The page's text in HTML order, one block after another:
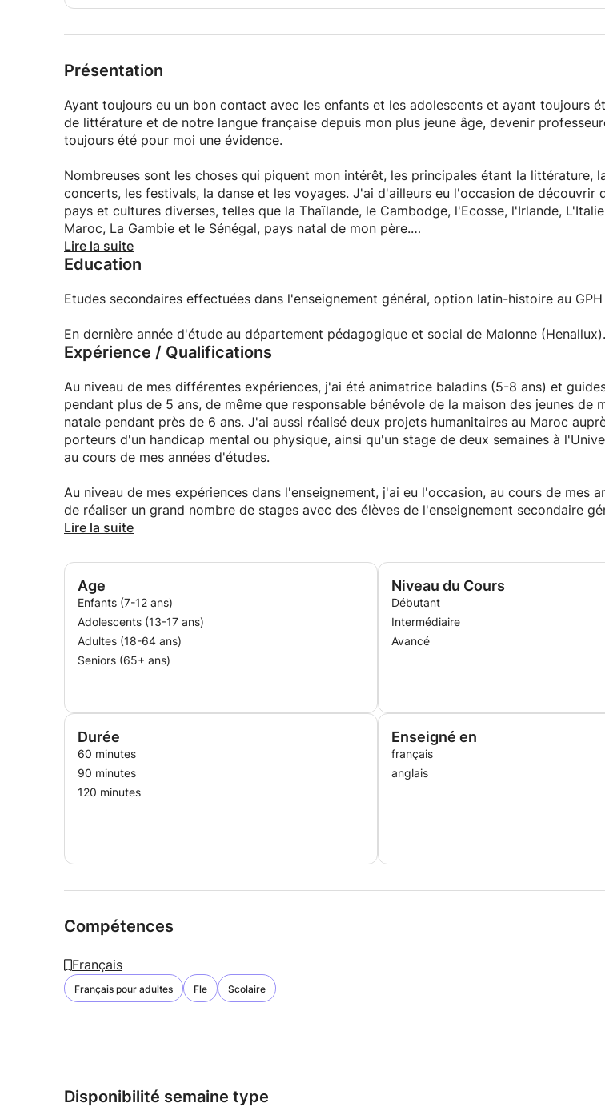
Présentation
Ayant toujours eu un bon contact avec les enfants et les adolescents et ayant toujours
de littérature et de notre langue française depuis mon plus jeune âge, devenir
toujours été pour moi une évidence.
Nombreuses sont les choses qui piquent mon intérêt, les principales étant la littérature,
concerts, les festivals, la danse et les voyages. J'ai d'ailleurs eu l'occasion de découvrir
pays et cultures diverses, telles que la Thaïlande, le Cambodge, l'Ecosse, l'Irlande, L'Italie, L'Espagne, Le
Maroc, La Gambie et le Sénégal, pays natal de mon père.
C'est aussi ce gout pour la diversité et l'interculturalité qui a développé mon envie
d'apprendre notre langue maternelle en vue de favoriser leur intégration dans notre
Accordant une place très importante aux relations humaines, j'essaie de toujours me
et à l'écoute d'autrui.
Lire la suite
Education
Etudes secondaires effectuées dans l'enseignement général, option latin-histoire au GPH
En dernière année d'étude au département pédagogique et social de Malonne (Henallux).
Expérience / Qualifications
Au niveau de mes différentes expériences, j'ai été animatrice baladins (5-8 ans) et
pendant plus de 5 ans, de même que responsable bénévole de la maison des jeunes de
natale pendant près de 6 ans. J'ai aussi réalisé deux projets humanitaires au Maroc
porteurs d'un handicap mental ou physique, ainsi qu'un stage de deux semaines à
au cours de mes années d'études.
Au niveau de mes expériences dans l'enseignement, j'ai eu l'occasion, au cours de mes
de réaliser un grand nombre de stages avec des élèves de l'enseignement secondaire
professionnel, technique, différencié et spécialisé, mais aussi dans des classes DASPA ou
régulièrement, des cours particuliers en français depuis deux ans.
Lire la suite
Age
Enfants (7-12 ans)
Adolescents (13-17 ans)
Adultes (18-64 ans)
Seniors (65+ ans)
Niveau du Cours
Débutant
Intermédiaire
Avancé
Durée
60 minutes
90 minutes
120 minutes
Enseigné en
français
anglais
Compétences
Français
Français pour adultes Fle Scolaire
Disponibilité semaine type